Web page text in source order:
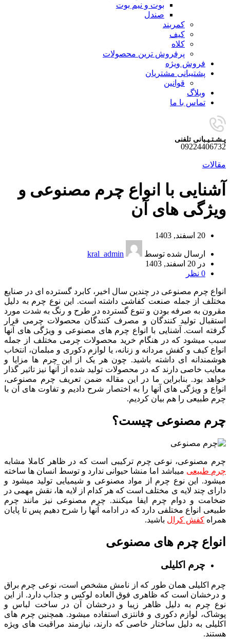
بوت و نیم بوت
صندل
کمربند
کیف
کلاه
پرفروش ترین محصولات
فروش ویژه
پشتیبانی مشتریان
قوانین
وبلاگ
تماس با ما
پـشـتـیـبانی تلفنی
09224406732
مقالات
آشنایی با انواع چرم مصنوعی و
ویژگی های آن
20 اسفند, 1403
ارسال شده توسط
kral_admin
در 20 اسفند, 1403
0 نظر
انواع چرم مصنوعی در چندین سال اخیر، کابرد گسترده ای در صنایع
مختلف از جمله صنعت کفاشی داشته است. این نوع چرم به دلیل
مقرون به صرفه بودن و تنوع گسترده در طرح و رنگ به شدت مورد
استقبال تولید کنندگان و مصرف کنندگان محصولات چرمی قرار
گرفته است. آشنایی با انواع چرم های مصنوعی و ویژگی های آنها
سبب میشود که در هنگام خرید محصولات چرمی مختلف از جمله
انواع کیف و کفش مردانه و زنانه، یا لوازم دکوری و مبلمان، انتخاب
هوشمندانه ای داشته باشید. چون هر یک از این چرم ها مزایا و
معایب خاصی دارند که در محصولات تولید شده از آنها نیز تاثیر گذار
خواهد بود. بنابراین ما در این مقاله ضمن تعریف چرم مصنوعی،
انواع و ویژگی های آنها را به اختصار شرح دادیم و تفاوت های آن با
چرم طبیعی را هم بیان کردیم.
چرم مصنوعی چیست؟
چرم مصنوعی، نوعی چرم ترکیبی است که در ظاهر کاملا مشابه
چرم طبیعی میباشد اما منشا حیوانی ندارد و توسط انسان ها ساخته
میشود. این نوع چرم از مواد مصنوعی و شیمیایی تولید میشود و
دارای چند لایه ی مختلف است که هر کدام از لایه ها، نقش مهمی در
ضخامت و دوام چرم ایفا میکنند. چرم مصنوعی نیز مانند چرم
طبیعی انواع مختلفی دارد که در ادامه آنها را شرح دهیم پس تا پایان
همراه کفش کرال باشید.
انواع چرم های مصنوعی
چرم اکلیلی
چرم اکلیلی همان طور که از نامش مشخص است، نوعی چرم براق
و درخشان است که ظاهری فوق العاده لوکس و جذاب دارد. از این
نوع چرم به دلیل ظاهر زیبا و درخشان آن در ساخت لباس و
پوشاک، لوازم دکوری و فانتزی استفاده میشود. همچنین چرم های
اکلیلی به دلیل ساختار خاصی که دارند، نیازمند مراقبت های ویژه
هستند.